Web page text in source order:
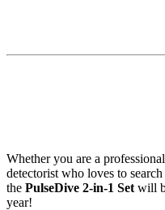
Whether you are a
detectorist who loves to
the PulseDive 2-in-1 Set will
year!